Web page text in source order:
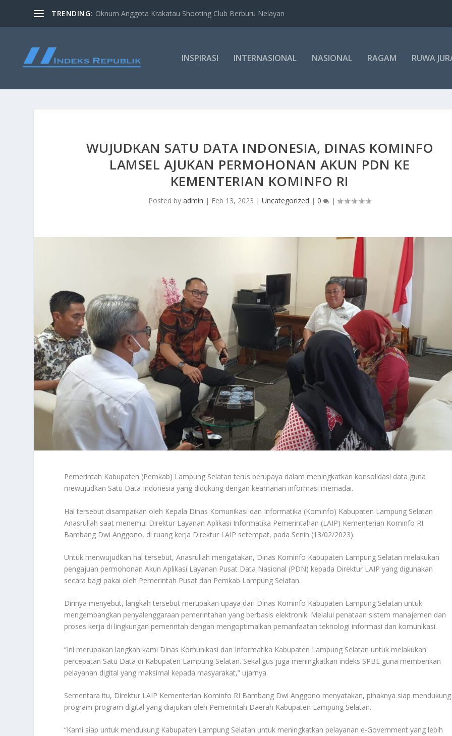
TRENDING: Oknum Anggota Krakatau Shooting Club Berburu Nelayan
INSPIRASI INTERNASIONAL NASIONAL RAGAM RUWA
WUJUDKAN SATU DATA INDONESIA, DINAS KOMINFO
LAMSEL AJUKAN PERMOHONAN AKUN PDN KE
KEMENTERIAN KOMINFO RI
Posted byadmin | Feb 13, 2023 |Uncategorized |0 |
Pemerintah Kabupaten (Pemkab) Lampung Selatan terus berupaya dalam meningkatkan konsolidasi data guna
mewujudkan Satu Data Indonesia yang didukung dengan keamanan informasi memadai.
Hal tersebut disampaikan oleh Kepala Dinas Komunikasi dan Informatika (Kominfo) Kabupaten Lampung Selatan
Anasrullah saat menemui Direktur Layanan Aplikasi Informatika Pemerintahan (LAIP) Kementerian Kominfo RI
Bambang Dwi Anggono, di ruang kerja Direktur LAIP setempat, pada Senin (13/02/2023).
Untuk menwujudkan hal tersebut, Anasrullah mengatakan, Dinas Kominfo Kabupaten Lampung Selatan melakukan
pengajuan permohonan Akun Aplikasi Layanan Pusat Data Nasional (PDN) kepada Direktur LAIP yang digunakan
secara bagi pakai oleh Pemerintah Pusat dan Pemkab Lampung Selatan.
Dirinya menyebut, langkah tersebut merupakan upaya dari Dinas Kominfo Kabupaten Lampung Selatan untuk
mengembangkan penyalenggaraan pemerintahan yang berbasis elektronik. Melalui penataan sistem manajemen dan
proses kerja di lingkungan pemerintah dengan mengoptimalkan pemanfaatan teknologi informasi dan komunikasi.
“Ini merupakan langkah kami Dinas Komunikasi dan Informatika Kabupaten Lampung Selatan untuk melakukan
percepatan Satu Data di Kabupaten Lampung Selatan. Sekaligus juga meningkatkan indeks SPBE guna memberikan
pelayanan digital yang maksimal kepada masyarakat,” ujarnya.
Sementara itu, Direktur LAIP Kementerian Kominfo RI Bambang Dwi Anggono menyatakan, pihaknya siap mendukung
program-program digital yang diajukan oleh Pemerintah Daerah Kabupaten Lampung Selatan.
“Kami siap untuk mendukung Kabupaten Lampung Selatan untuk meningkatkan pelayanan e-Government yang lebih